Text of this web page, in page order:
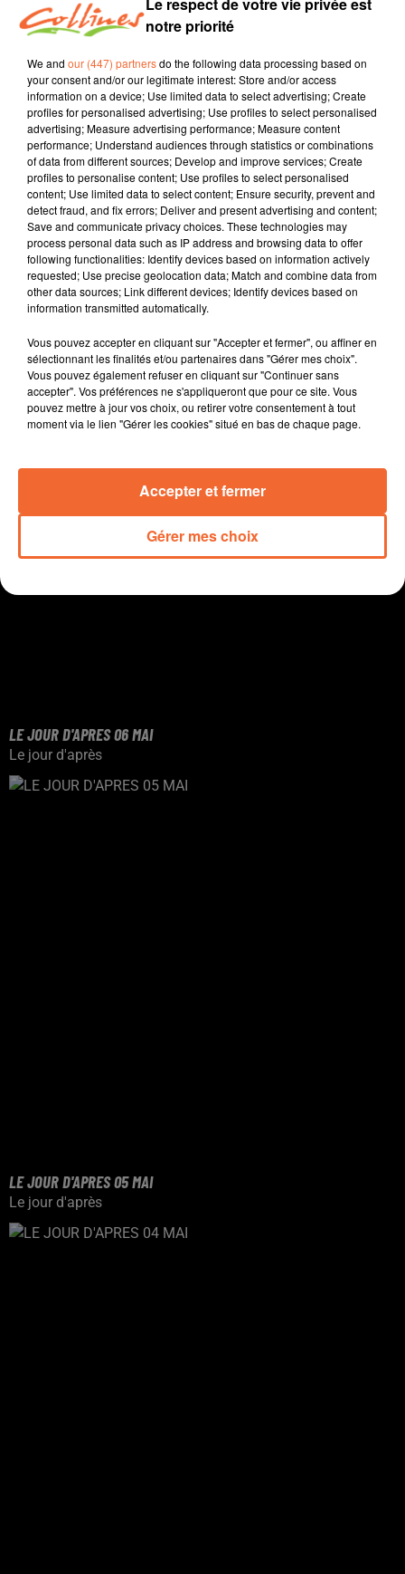
LE JOUR D'APRES 07 MAI
Le jour d'après
LE JOUR D'APRES 06 MAI
Le jour d'après
LE JOUR D'APRES 05 MAI
Le jour d'après
notre priorité
We and our (447) partnersdo the following data processing based on
your consent and/or our legitimate interest: Store and/or access
information on a device; Use limited data to select advertising; Create
profiles for personalised advertising; Use profiles to select personalised
advertising; Measure advertising performance; Measure content
performance; Understand audiences through statistics or combinations
of data from different sources; Develop and improve services; Create
profiles to personalise content; Use profiles to select personalised
content; Use limited data to select content; Ensure security, prevent and
detect fraud, and fix errors; Deliver and present advertising and content;
Save and communicate privacy choices. These technologies may
process personal data such as IP address and browsing data to offer
following functionalities: Identify devices based on information actively
requested; Use precise geolocation data; Match and combine data from
other data sources; Link different devices; Identify devices based on
information transmitted automatically.
Vous pouvez accepter en cliquant sur "Accepter et fermer", ou affiner en
sélectionnant les finalités et/ou partenaires dans "Gérer mes choix".
Vous pouvez également refuser en cliquant sur "Continuer sans
accepter". Vos préférences ne s'appliqueront que pour ce site. Vous
pouvez mettre à jour vos choix, ou retirer votre consentement à tout
moment via le lien "Gérer les cookies" situé en bas de chaque page.
Gérer mes choix
Accepter et fermer